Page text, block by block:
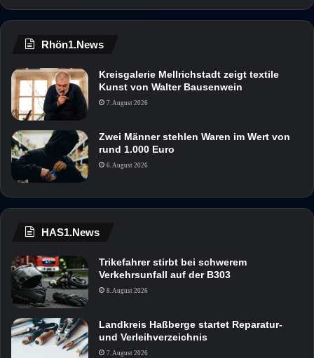
Rhön1.News
Kreisgalerie Mellrichstadt zeigt textile
Kunst von Walter Bausenwein
7. August 2026
Zwei Männer stehlen Waren im Wert von
rund 1.000 Euro
6. August 2026
HAS1.News
Trikefahrer stirbt bei schwerem
Verkehrsunfall auf der B303
8. August 2026
Landkreis Haßberge startet Reparatur-
und Verleihverzeichnis
7. August 2026